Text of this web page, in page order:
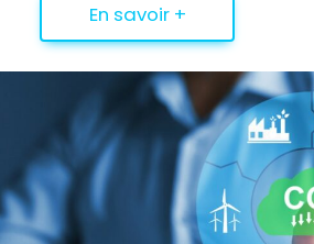
En savoir +